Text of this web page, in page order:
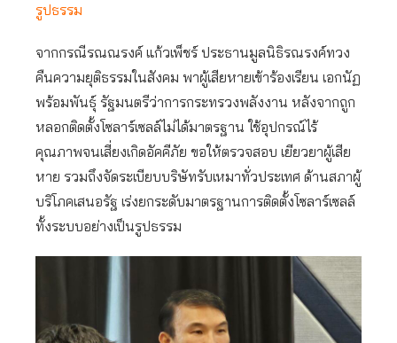
รูปธรรม
จากกรณีรณณรงค์ แก้วเพ็ชร์ ประธานมูลนิธิรณรงค์ทวง
คืนความยุติธรรมในสังคม พาผู้เสียหายเข้าร้องเรียน เอกนัฏ
พร้อมพันธุ์ รัฐมนตรีว่าการกระทรวงพลังงาน หลังจากถูก
หลอกติดตั้งโซลาร์เซลล์ไม่ได้มาตรฐาน ใช้อุปกรณ์ไร้
คุณภาพจนเสี่ยงเกิดอัคคีภัย ​ขอให้ตรวจสอบ เยียวยาผู้เสีย
หาย รวมถึงจัดระเบียบบริษัทรับเหมาทั่วประเทศ ด้านสภาผู้
บริโภคเสนอรัฐ เร่งยกระดับมาตรฐานการติดตั้งโซลาร์เซลล์
ทั้งระบบอย่างเป็นรูปธรรม